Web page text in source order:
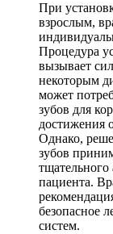
При
взрослым,
Процедура
вызывает
некоторым
может
зубов для
достижения
Однако,
зубов
тщательного
пациента.
безопасное
систем.